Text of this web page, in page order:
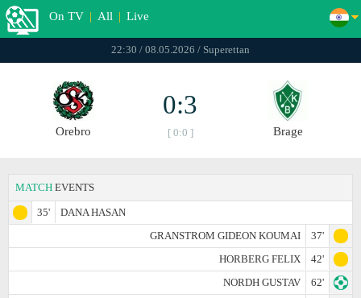
On TV | All | Live
22:30 / 08.05.2026 / Superettan
Orebro
0:3
[ 0:0 ] Brage
MATCH EVENTS
35'
DANA HASAN
GRANSTROM GIDEON KOUMAI
37'
HORBERG FELIX
42'
NORDH GUSTAV
62'